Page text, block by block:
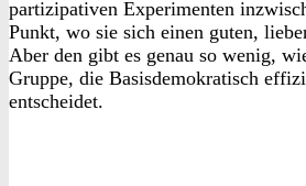
partizipativen Experimenten
Punkt, wo sie sich einen guten,
Aber den gibt es genau so wenig,
Gruppe, die Basisdemokratisch
entscheidet.